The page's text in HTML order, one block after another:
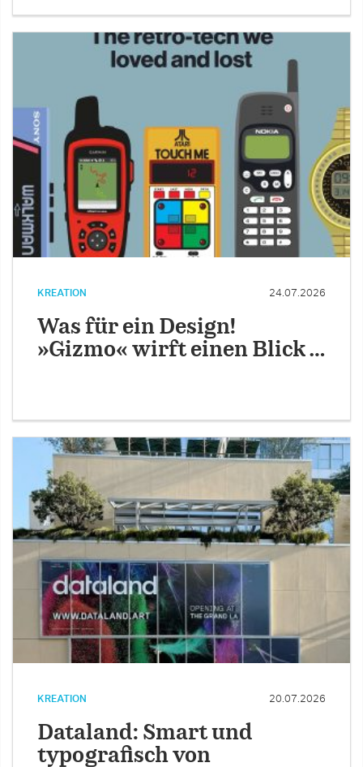
KREATION 24.07.2026
Was für ein Design!
»Gizmo« wirft einen Blick …
KREATION 20.07.2026
Dataland: Smart und
typografisch von